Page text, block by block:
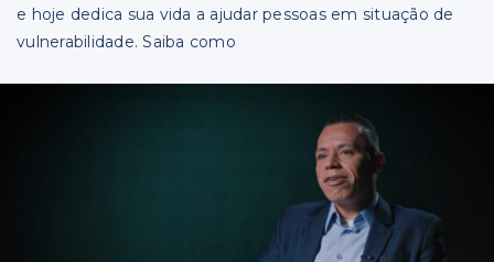
e hoje dedica sua vida a ajudar pessoas em situação de
vulnerabilidade. Saiba como